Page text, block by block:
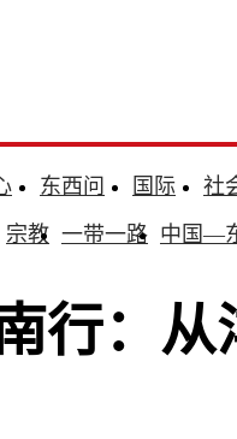
东西问 国际
社
宗教 一带一路 中国—
行：